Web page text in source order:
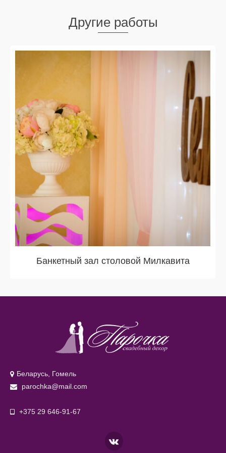
Другие работы
Банкетный зал столовой Милкавита
Беларусь, Гомель
parochka@mail.com
+375 29 646-91-67